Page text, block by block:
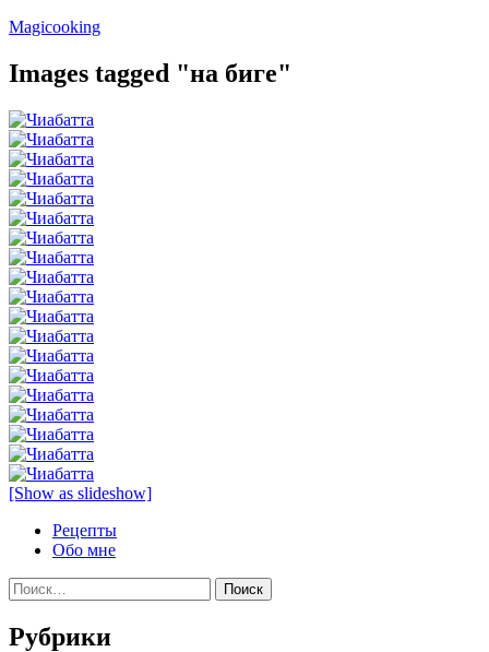
Перейти
содержимому
Magicooking
Images tagged "на биге"
[Show as slideshow]
Рецепты
Обо мне
Найти:
Рубрики